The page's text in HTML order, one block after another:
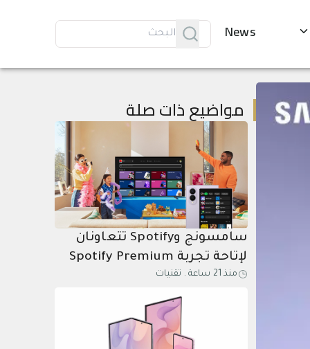
News
مواضيع ذات صلة
سامسونج وSpotify تتعاونان
لإتاحة تجربة Spotify Premium
على المزيد من الأجهزة
منذ 21 ساعة . تقنيات